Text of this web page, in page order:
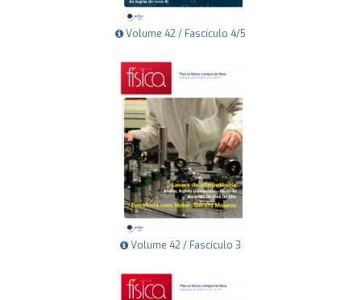
Volume 42 / Fascículo 4/5
Volume 42 / Fascículo 3